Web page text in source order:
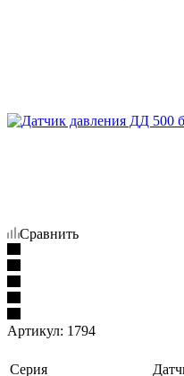
Сравнить
Артикул: 1794
Серия